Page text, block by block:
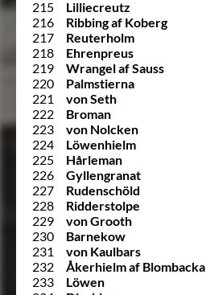
215
Lilliecreutz
216
Ribbing af Koberg
217
Reuterholm
218
Ehrenpreus
219
Wrangel af Sauss
220
Palmstierna
221
von Seth
222
Broman
223
von Nolcken
224
Löwenhielm
225
Hårleman
226
Gyllengranat
227
Rudenschöld
228
Ridderstolpe
229
von Grooth
230
Barnekow
231
von Kaulbars
232
Åkerhielm af Blombacka
233
Löwen